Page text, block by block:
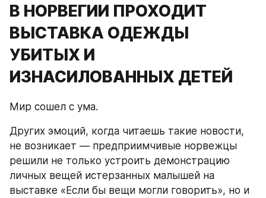
В НОРВЕГИИ ПРОХОДИТ
ВЫСТАВКА ОДЕЖДЫ
УБИТЫХ И
ИЗНАСИЛОВАННЫХ ДЕТЕЙ
Мир сошел с ума.
Других эмоций, когда читаешь такие новости,
не возникает — предприимчивые норвежцы
решили не только устроить демонстрацию
личных вещей истерзанных малышей на
выставке «Если бы вещи могли говорить», но и